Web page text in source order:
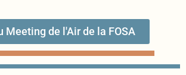
Meeting de l'Air de la FOSA